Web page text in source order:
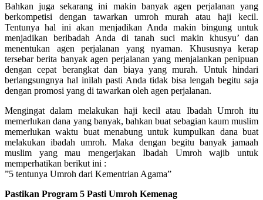
Bahkan juga sekarang ini makin banyak agen perjalanan yang
berkompetisi dengan tawarkan umroh murah atau haji kecil.
Tentunya hal ini akan menjadikan Anda makin bingung untuk
menjadikan beribadah Anda di tanah suci makin khusyu’ dan
menentukan agen perjalanan yang nyaman. Khususnya kerap
tersebar berita banyak agen perjalanan yang menjalankan penipuan
dengan cepat berangkat dan biaya yang murah. Untuk hindari
berlangsungnya hal inilah pasti Anda tidak bisa lengah begitu saja
dengan promosi yang di tawarkan oleh agen perjalanan.
Mengingat dalam melakukan haji kecil atau Ibadah Umroh itu
memerlukan dana yang banyak, bahkan buat sebagian kaum muslim
memerlukan waktu buat menabung untuk kumpulkan dana buat
melakukan ibadah umroh. Maka dengan begitu banyak jamaah
muslim yang mau mengerjakan Ibadah Umroh wajib untuk
memperhatikan berikut ini :
”5 tentunya Umroh dari Kementrian Agama”
Pastikan Program 5 Pasti Umroh Kemenag